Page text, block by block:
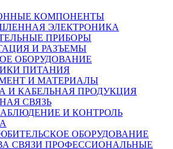
КОМПОНЕНТЫ
ЭЛЕКТРОНИКА
ПРИБОРЫ
И РАЗЪЕМЫ
ОБОРУДОВАНИЕ
ПИТАНИЯ
И МАТЕРИАЛЫ
И КАБЕЛЬНАЯ ПРОДУКЦИЯ
СВЯЗЬ
И КОНТРОЛЬ
ОБОРУДОВАНИЕ
СВЯЗИ ПРОФЕССИОНАЛЬНЫЕ